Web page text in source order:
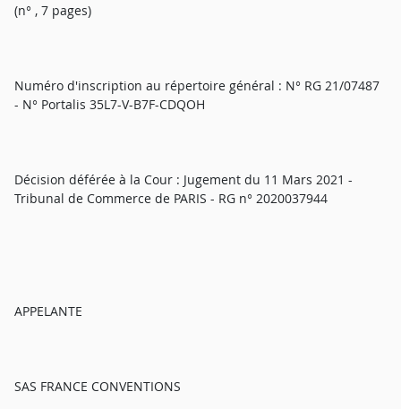
(n° , 7 pages)
Numéro d'inscription au répertoire général : N° RG 21/07487
- N° Portalis 35L7-V-B7F-CDQOH
Décision déférée à la Cour : Jugement du 11 Mars 2021 -
Tribunal de Commerce de PARIS - RG n° 2020037944
APPELANTE
SAS FRANCE CONVENTIONS